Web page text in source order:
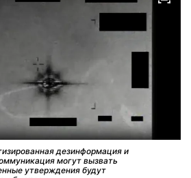
дезинформация и
могут вызвать
утверждения будут